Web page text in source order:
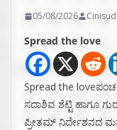
05/08/2026
Spread the love
Spread the
ಸದಾಶಿವ ಶೆಟ್ಟಿ ಹಾಗೂ
ಪ್ರೀತಮ್ ನಿರ್ದೇಶನದ